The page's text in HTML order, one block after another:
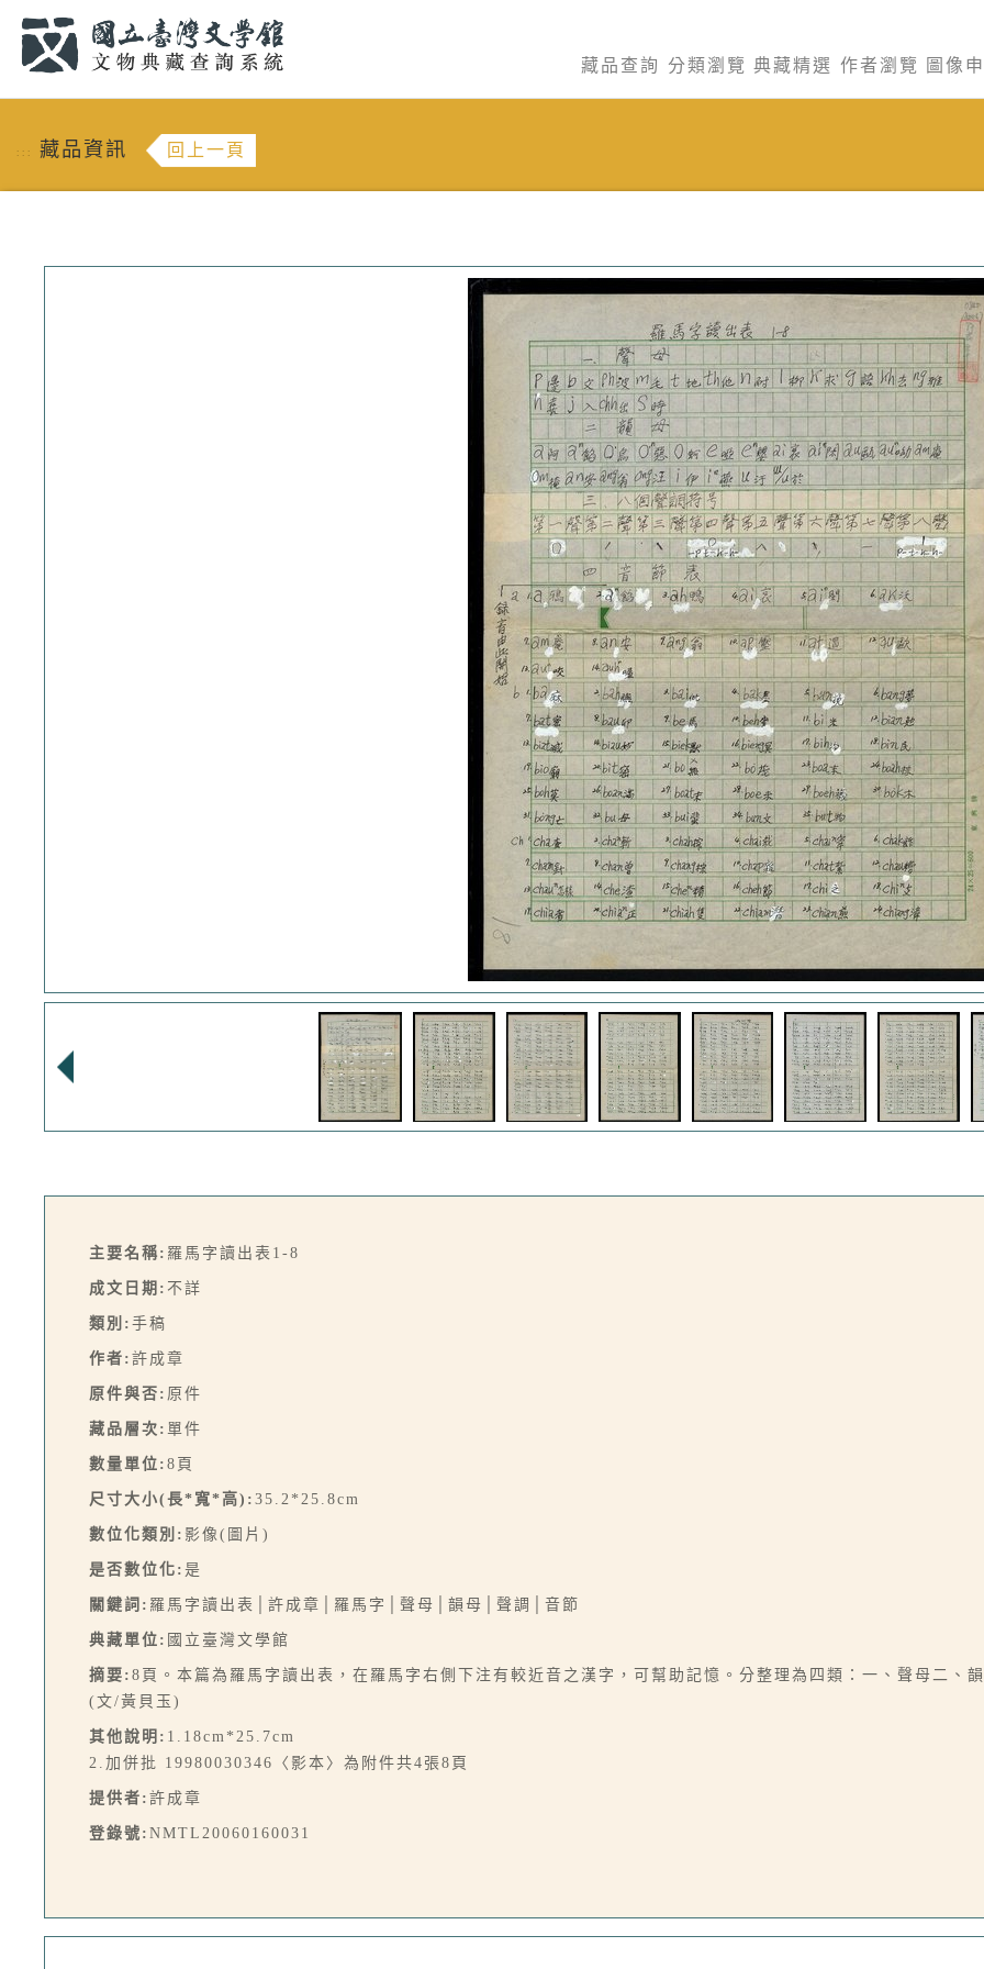
藏品查詢 分類瀏覽 典藏精選 作者瀏覽 圖像
::: 藏品資訊 回上一頁
主要名稱: 羅馬字讀出表1-8
成文日期: 不詳
類別: 手稿
作者: 許成章
原件與否: 原件
藏品層次: 單件
數量單位: 8頁
尺寸大小(長*寬*高): 35.2*25.8cm
數位化類別: 影像(圖片)
是否數位化: 是
關鍵詞: 羅馬字讀出表│許成章│羅馬字│聲母│韻母│聲調│音節
典藏單位: 國立臺灣文學館
摘要: 8頁。本篇為羅馬字讀出表，在羅馬字右側下注有較近音之漢字，可幫助記憶。分整理為四類：一、聲母二、
(文/黃貝玉)
其他說明: 1.18cm*25.7cm
2.加併批 19980030346〈影本〉為附件共4張8頁
提供者: 許成章
登錄號: NMTL20060160031